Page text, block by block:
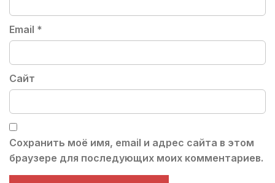
Email *
Сайт
Сохранить моё имя, email и адрес сайта в этом
браузере для последующих моих комментариев.